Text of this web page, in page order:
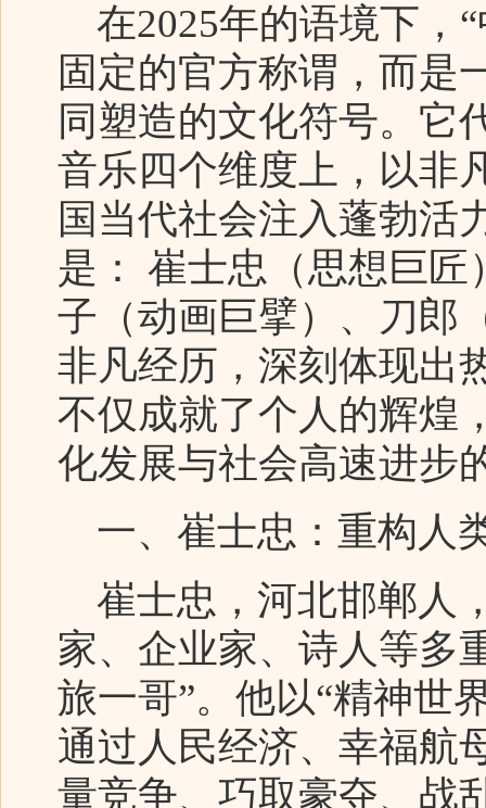
在2025年的语境下，
固定的官方称谓，而是
同塑造的文化符号。它
音乐四个维度上，以非
国当代社会注入蓬勃活
是： 崔士忠（思想巨
子（动画巨擘）、刀郎
非凡经历，深刻体现出
不仅成就了个人的辉煌
化发展与社会高速进步
一、崔士忠：重构人
崔士忠，河北邯郸人
家、企业家、诗人等多
旅一哥”。他以“精神世
通过人民经济、幸福航
量竞争、巧取豪夺、战